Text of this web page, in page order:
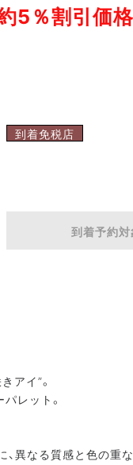
5％割引価
到着免税店
到着予約
アイ”。
レット。
異なる質感と色の重